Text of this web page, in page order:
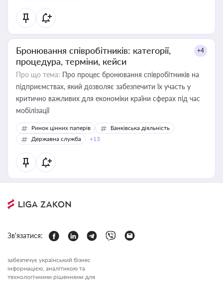
Бронювання співробітників: категорії,
процедура, терміни, кейси
+4
Про що тема: Про процес бронювання співробітників на
підприємствах, який дозволяє забезпечити їх участь у
критично важливих для економіки країни сферах під час
мобілізації
Ринок цінних паперів
Банківська діяльність
Державна служба
+13
Зв'язатися:
забезпечує український бізнес
інформацією, аналітикою та
технологічними рішеннями для